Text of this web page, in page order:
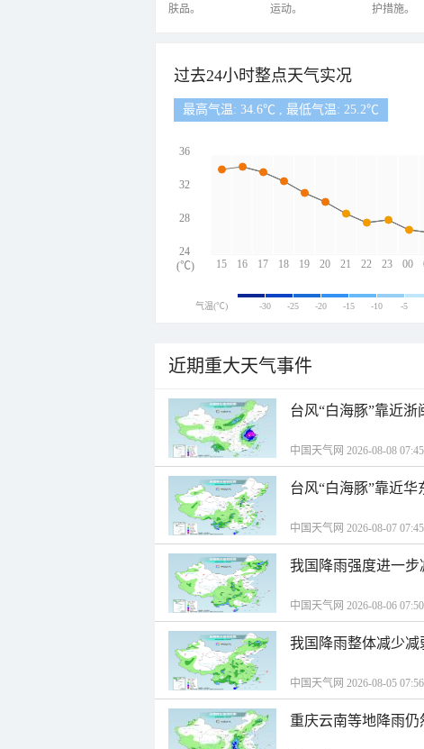
肤品。
运动。
护措施。
过去24小时整点天气实况
最高气温: 34.6℃ , 最低气温: 25.2℃
15 16 17 18 19 20 21 22 23 00
36
32
28
24
(℃)
气温(℃) -30 -25 -20 -15 -10 -5
近期重大天气事件
台风“白海豚”靠近
中国天气网 2026-08-08 07:45
台风“白海豚”靠近
中国天气网 2026-08-07 07:45
我国降雨强度进一
中国天气网 2026-08-06 07:50
我国降雨整体减少
中国天气网 2026-08-05 07:56
重庆云南等地降雨